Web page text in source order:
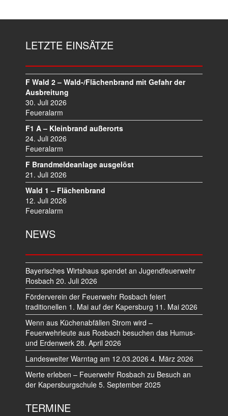
LETZTE EINSÄTZE
F Wald 2 – Wald-/Flächenbrand mit Gefahr der
Ausbreitung
30. Juli 2026
Feueralarm
F1 A – Kleinbrand außerorts
24. Juli 2026
Feueralarm
F Brandmeldeanlage ausgelöst
21. Juli 2026
Wald 1 – Flächenbrand
12. Juli 2026
Feueralarm
NEWS
Bayerisches Wirtshaus spendet an Jugendfeuerwehr
Rosbach 20. Juli 2026
Förderverein der Feuerwehr Rosbach feiert
traditionellen 1. Mai auf der Kapersburg 11. Mai 2026
Wenn aus Küchenabfällen Strom wird –
Feuerwehrleute aus Rosbach besuchen das Humus-
und Erdenwerk 28. April 2026
Landesweiter Warntag am 12.03.2026 4. März 2026
Werte erleben – Feuerwehr Rosbach zu Besuch an
der Kapersburgschule 5. September 2025
TERMINE